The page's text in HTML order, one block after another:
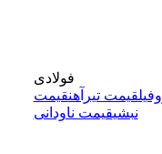
فولادی
قیمت تیرآهنقیمت
نبشیقیمت ناودانی